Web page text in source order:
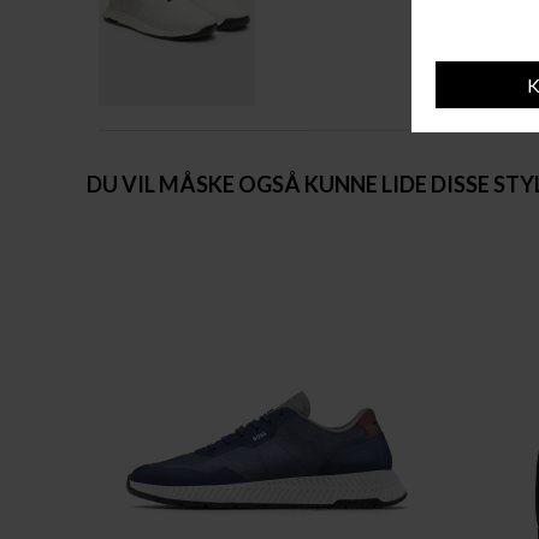
DU VIL MÅSKE OGSÅ KUNNE LIDE DISSE